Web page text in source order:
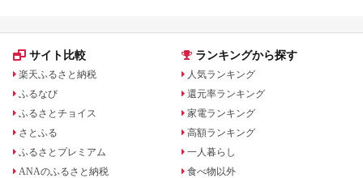
サイト比較
楽天ふるさと納税
ふるなび
ふるさとチョイス
さとふる
ふるさとプレミアム
ANAのふるさと納税
ランキングから探す
人気ランキング
還元率ランキング
家電ランキング
高額ランキング
一人暮らし
食べ物以外